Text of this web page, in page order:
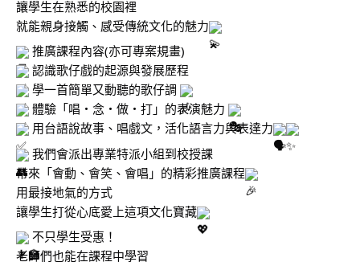
讓學生在熟悉的校園裡
就能親身接觸、感受傳統文化的魅力
推廣課程內容(亦可專案規畫)
認識歌仔戲的起源與發展歷程
學一首簡單又動聽的歌仔調
體驗「唱・念・做・打」的表演魅力
用台語說故事、唱戲文，活化語言力與表達力
我們會派出專業特派小組到校授課
帶來「會動、會笑、會唱」的精彩推廣課程
用最接地氣的方式
讓學生打從心底愛上這項文化寶藏
不只學生受惠！
老師們也能在課程中學習